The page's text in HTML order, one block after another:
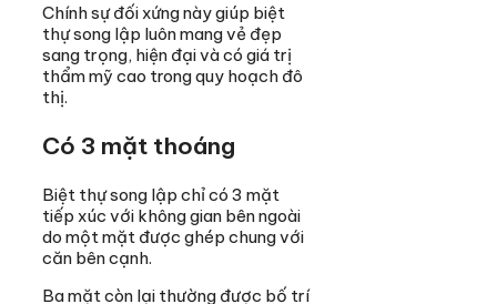
Chính sự đối xứng này giúp biệt
thự song lập luôn mang vẻ đẹp
sang trọng, hiện đại và có giá trị
thẩm mỹ cao trong quy hoạch đô
thị.
Có 3 mặt thoáng
Biệt thự song lập chỉ có 3 mặt
tiếp xúc với không gian bên ngoài
do một mặt được ghép chung với
căn bên cạnh.
Ba mặt còn lại thường được bố trí